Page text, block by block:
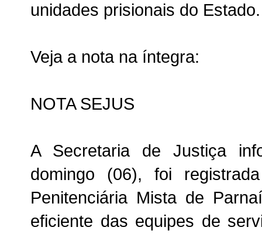
unidades prisionais do Estado.
Veja a nota na íntegra:
NOTA SEJUS
A Secretaria de Justiça
domingo (06), foi
Penitenciária Mista de
eficiente das equipes de